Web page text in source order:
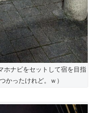
ホナビをセットして宿を目指
かったけれど。ｗ）